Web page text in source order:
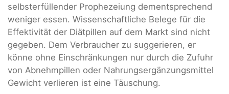
selbsterfüllender Prophezeiung dementsprechend
weniger essen. Wissenschaftliche Belege für die
Effektivität der Diätpillen auf dem Markt sind nicht
gegeben. Dem Verbraucher zu suggerieren, er
könne ohne Einschränkungen nur durch die Zufuhr
von Abnehmpillen oder Nahrungsergänzungsmittel
Gewicht verlieren ist eine Täuschung.